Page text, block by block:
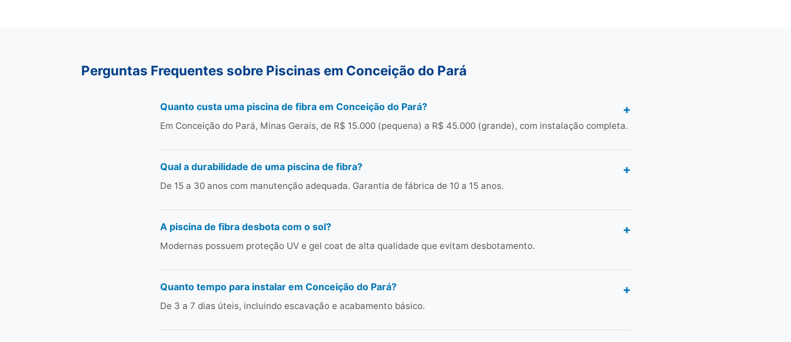
Perguntas Frequentes sobre Piscinas em Conceição do Pará
Quanto custa uma piscina de fibra em Conceição do Pará?
Em Conceição do Pará, Minas Gerais, de R$ 15.000 (pequena) a R$ 45.000 (grande), com instalação completa.
Qual a durabilidade de uma piscina de fibra?
De 15 a 30 anos com manutenção adequada. Garantia de fábrica de 10 a 15 anos.
A piscina de fibra desbota com o sol?
Modernas possuem proteção UV e gel coat de alta qualidade que evitam desbotamento.
Quanto tempo para instalar em Conceição do Pará?
De 3 a 7 dias úteis, incluindo escavação e acabamento básico.